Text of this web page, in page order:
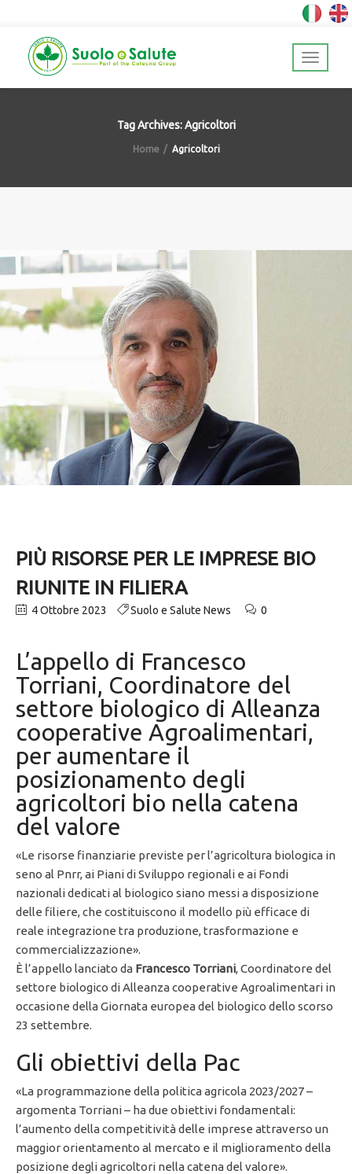
Tag Archives: Agricoltori
Home Agricoltori
PIÙ RISORSE PER LE IMPRESE BIO
RIUNITE IN FILIERA
4 Ottobre 2023 Suolo e Salute News 0
L’appello di Francesco
Torriani, Coordinatore del
settore biologico di Alleanza
cooperative Agroalimentari,
per aumentare il
posizionamento degli
agricoltori bio nella catena
del valore
«Le risorse finanziarie previste per l’agricoltura biologica in
seno al Pnrr, ai Piani di Sviluppo regionali e ai Fondi
nazionali dedicati al biologico siano messi a disposizione
delle filiere, che costituiscono il modello più efficace di
reale integrazione tra produzione, trasformazione e
commercializzazione».
È l’appello lanciato da Francesco Torriani, Coordinatore del
settore biologico di Alleanza cooperative Agroalimentari in
occasione della Giornata europea del biologico dello scorso
23 settembre.
Gli obiettivi della Pac
«La programmazione della politica agricola 2023/2027 –
argomenta Torriani – ha due obiettivi fondamentali:
l’aumento della competitività delle imprese attraverso un
maggior orientamento al mercato e il miglioramento della
posizione degli agricoltori nella catena del valore».